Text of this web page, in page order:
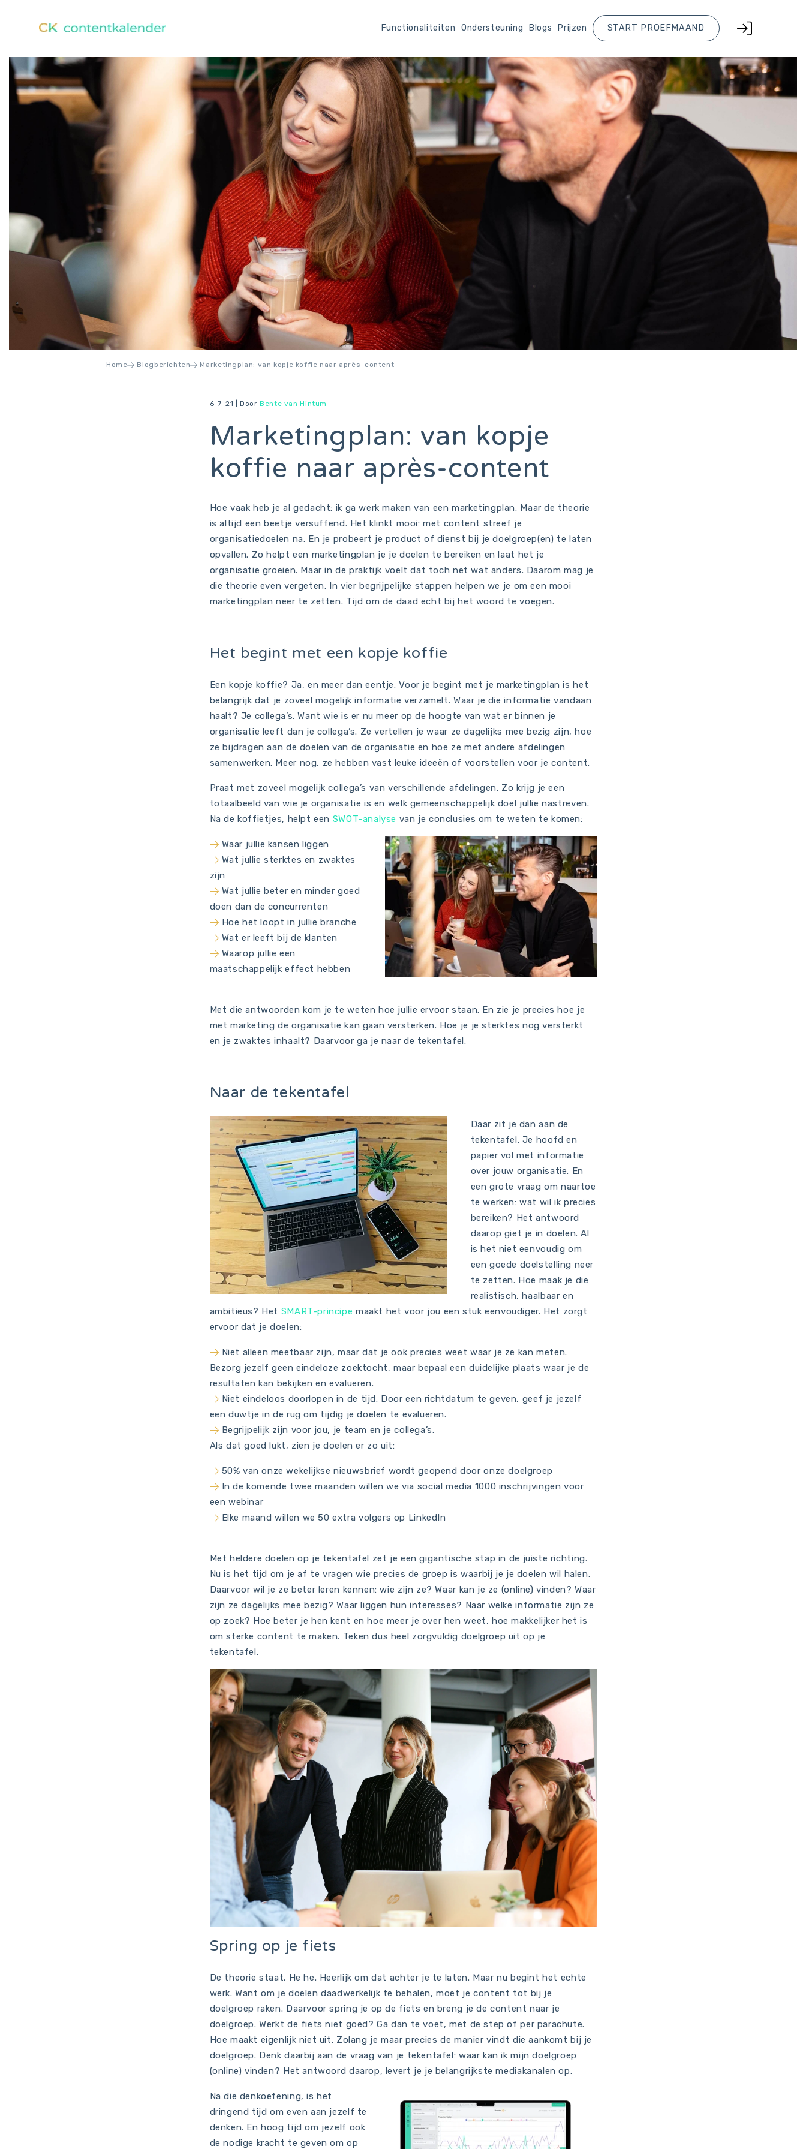
Functionaliteiten Ondersteuning Blogs Prijzen START PROEFMAAND
Home Blogberichten Marketingplan: van kopje koffie naar après-content
6-7-21 |Door Bente van Hintum
Marketingplan: van kopje
koffie naar après-content
Hoe vaak heb je al gedacht: ik ga werk maken van een marketingplan. Maar de theorie
is altijd een beetje versuffend. Het klinkt mooi: met content streef je
organisatiedoelen na. En je probeert je product of dienst bij je doelgroep(en) te laten
opvallen. Zo helpt een marketingplan je je doelen te bereiken en laat het je
organisatie groeien. Maar in de praktijk voelt dat toch net wat anders. Daarom mag je
die theorie even vergeten. In vier begrijpelijke stappen helpen we je om een mooi
marketingplan neer te zetten. Tijd om de daad echt bij het woord te voegen.
Het begint met een kopje koffie
Een kopje koffie? Ja, en meer dan eentje. Voor je begint met je marketingplan is het
belangrijk dat je zoveel mogelijk informatie verzamelt. Waar je die informatie vandaan
haalt? Je collega’s. Want wie is er nu meer op de hoogte van wat er binnen je
organisatie leeft dan je collega’s. Ze vertellen je waar ze dagelijks mee bezig zijn, hoe
ze bijdragen aan de doelen van de organisatie en hoe ze met andere afdelingen
samenwerken. Meer nog, ze hebben vast leuke ideeën of voorstellen voor je content.
Praat met zoveel mogelijk collega’s van verschillende afdelingen. Zo krijg je een
totaalbeeld van wie je organisatie is en welk gemeenschappelijk doel jullie nastreven.
Na de koffietjes, helpt een SWOT-analyse van je conclusies om te weten te komen:
Waar jullie kansen liggen
Wat jullie sterktes en zwaktes
zijn
Wat jullie beter en minder goed
doen dan de concurrenten
Hoe het loopt in jullie branche
Wat er leeft bij de klanten
Waarop jullie een
maatschappelijk effect hebben
Met die antwoorden kom je te weten hoe jullie ervoor staan. En zie je precies hoe je
met marketing de organisatie kan gaan versterken. Hoe je je sterktes nog versterkt
en je zwaktes inhaalt? Daarvoor ga je naar de tekentafel.
Naar de tekentafel
Daar zit je dan aan de
tekentafel. Je hoofd en
papier vol met informatie
over jouw organisatie. En
een grote vraag om naartoe
te werken: wat wil ik precies
bereiken? Het antwoord
daarop giet je in doelen. Al
is het niet eenvoudig om
een goede doelstelling neer
te zetten. Hoe maak je die
realistisch, haalbaar en
ambitieus? Het SMART-principe maakt het voor jou een stuk eenvoudiger. Het zorgt
ervoor dat je doelen:
Niet alleen meetbaar zijn, maar dat je ook precies weet waar je ze kan meten.
Bezorg jezelf geen eindeloze zoektocht, maar bepaal een duidelijke plaats waar je de
resultaten kan bekijken en evalueren.
Niet eindeloos doorlopen in de tijd. Door een richtdatum te geven, geef je jezelf
een duwtje in de rug om tijdig je doelen te evalueren.
Begrijpelijk zijn voor jou, je team en je collega’s.
Als dat goed lukt, zien je doelen er zo uit:
50% van onze wekelijkse nieuwsbrief wordt geopend door onze doelgroep
In de komende twee maanden willen we via social media 1000 inschrijvingen voor
een webinar
Elke maand willen we 50 extra volgers op LinkedIn
Met heldere doelen op je tekentafel zet je een gigantische stap in de juiste richting.
Nu is het tijd om je af te vragen wie precies de groep is waarbij je je doelen wil halen.
Daarvoor wil je ze beter leren kennen: wie zijn ze? Waar kan je ze (online) vinden? Waar
zijn ze dagelijks mee bezig? Waar liggen hun interesses? Naar welke informatie zijn ze
op zoek? Hoe beter je hen kent en hoe meer je over hen weet, hoe makkelijker het is
om sterke content te maken. Teken dus heel zorgvuldig doelgroep uit op je
tekentafel.
Spring op je fiets
De theorie staat. He he. Heerlijk om dat achter je te laten. Maar nu begint het echte
werk. Want om je doelen daadwerkelijk te behalen, moet je content tot bij je
doelgroep raken. Daarvoor spring je op de fiets en breng je de content naar je
doelgroep. Werkt de fiets niet goed? Ga dan te voet, met de step of per parachute.
Hoe maakt eigenlijk niet uit. Zolang je maar precies de manier vindt die aankomt bij je
doelgroep. Denk daarbij aan de vraag van je tekentafel: waar kan ik mijn doelgroep
(online) vinden? Het antwoord daarop, levert je je belangrijkste mediakanalen op.
Na die denkoefening, is het
dringend tijd om even aan jezelf te
denken. En hoog tijd om jezelf ook
de nodige kracht te geven om op